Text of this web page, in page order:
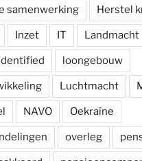
samenwerking Herstel
Inzet IT Landmacht
loongebouw
Luchtmacht
NAVO Oekraïne
overleg